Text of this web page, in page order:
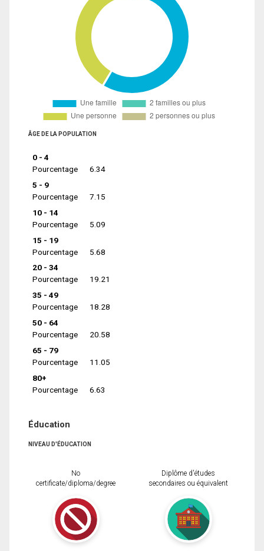
ÂGE DE LA POPULATION
0 - 4
Pourcentage
6.34
5 - 9
Pourcentage
7.15
10 - 14
Pourcentage
5.09
15 - 19
Pourcentage
5.68
20 - 34
Pourcentage
19.21
35 - 49
Pourcentage
18.28
50 - 64
Pourcentage
20.58
65 - 79
Pourcentage
11.05
80+
Pourcentage
6.63
Éducation
NIVEAU D'ÉDUCATION
No
certificate/diploma/degree
Diplôme d'études
secondaires ou équivalent